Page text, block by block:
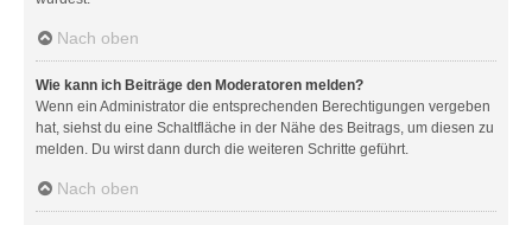
Nach oben
Wie kann ich Beiträge den Moderatoren melden?
Wenn ein Administrator die entsprechenden Berechtigungen vergeben
hat, siehst du eine Schaltfläche in der Nähe des Beitrags, um diesen zu
melden. Du wirst dann durch die weiteren Schritte geführt.
Nach oben